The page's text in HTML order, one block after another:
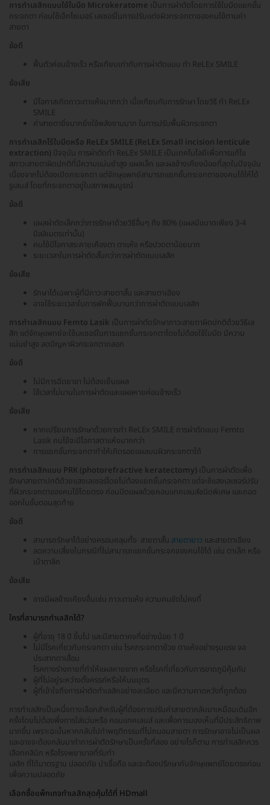
การทำเลสิกแบบใช้ใบมีด Microkeratome เป็นการผ่าตัดโดยการใช้ใบมีดแยกชั้น
กระจกตา ก่อนใช้เอ็กไซเมอร์ เลเซอร์ในการปรับแต่งผิวกระจกตาของคนไข้ตามค่า
สายตา
ข้อดี
ฟื้นตัวค่อนข้างเร็ว หรือเทียบเท่ากับการผ่าตัดแบบ ทำ ReLEx SMILE
ข้อเสีย
มีโอกาสเกิดภาวะตาแห้งมากกว่า เมื่อเทียบกับการรักษา โดยวิธี ทำ ReLEx
SMILE
ค่าสายตายิ่งมากยิ่งใช้พลังงานมาก ในการปรับพื้นผิวกระจกตา
การทำเลสิกไร้ใบมีดหรือ ReLEx SMILE (ReLEx Small incision lenticule
extraction) ปัจจุบัน การผ่าตัดทำ ReLEx SMILE เป็นเทคโนโลยีเพื่อการแก้ไข
สภาวะสายตาผิดปกติที่มีความแม่นยำสูง แผลเล็ก และผลข้างเคียงน้อยที่สุดในปัจจุบัน
เนื่องจากไม่ต้องเปิดกระจกตา แต่จักษุแพทย์สามารถแยกชั้นกระจกตาของคนไข้ให้ได้
รูเลนส์ โดยที่กระจกตาอยู่ในสภาพสมบูรณ์
ข้อดี
แผลผ่าตัดเล็กกว่าการรักษาด้วยวิธีอื่นๆ ถึง 80% (แผลมีขนาดเพียง 3-4
มิลลิเมตรเท่านั้น)
คนไข้มีโอกาสระคายเคืองตา ตาแห้ง หรือปวดตาน้อยมาก
ระยะเวลาในการผ่าตัดสั้นกว่าการผ่าตัดแบบเลสิก
ข้อเสีย
รักษาได้เฉพาะผู้ที่มีภาวะสายตาสั้น และสายตาเอียง
อาจใช้ระยะเวลาในการพักฟื้นนานกว่าการผ่าตัดแบบเลสิก
การทำเลสิกแบบ Femto Lasik เป็นการผ่าตัดรักษาภาวะสายตาผิดปกติด้วยวิธีเล
สิก แต่จักษุแพทย์จะใช้เลเซอร์ในการแยกชั้นกระจกตาโดยไม่ต้องใช้ใบมีด มีความ
แม่นยำสูง ลดปัญหาผิวกระจกตาถลอก
ข้อดี
ไม่มีการฉีดยาชา ไม่ต้องเย็บแผล
ใช้เวลาไม่นานในการผ่าตัดและแผลหายค่อนข้างเร็ว
ข้อเสีย
หากเปรียบการรักษาด้วยการทำ ReLEx SMILE การผ่าตัดแบบ Femto
Lasik คนไข้จะมีโอกาสตาแห้งมากกว่า
การแยกชั้นกระจกตาทำให้เกิดรอยแผลบนผิวกระจกตาได้
การทำเลสิกแบบ PRK (photorefractive keratectomy) เป็นการผ่าตัดเพื่อ
รักษาสายตาปกติด้วยแสงเลเซอร์โดยไม่ต้องแยกชั้นกระจกตา แต่จะช้แสงเลเซอร์ปรับ
ที่ผิวกระจกตาของคนไข้โดยตรง ก่อนปิดแผลด้วยคอนแทคเลนส์ชนิดพิเศษ และถอด
ออกในขั้นตอนสุดท้าย
ข้อดี
สามารถรักษาได้อย่างครอบคลุมทั้ง สายตาสั้น สายตายาว และสายตาเอียง
ลดความเสี่ยงในกรณีที่ไม่สามารถแยกชั้นกระจกของคนไข้ได้ เช่น ตาเล็ก หรือ
เบ้าตาลึก
ข้อเสีย
อาจมีผลข้างเคียงอื่นเช่น ภาวะตาแห้ง ความคมชัดไม่คงที่
ใครที่สามารถทำเลสิกได้?
ผู้ที่อายุ 18 ปี ขึ้นไป และมีสายตาคงที่อย่างน้อย 1 ปี
ไม่มีโรคเกี่ยวกับกระจกตา เช่น โรคกระจกตาย้วย ตาแห้งอย่างรุนแรง จอ
ประสาทตาเสื่อม
โรคทางร่างกายที่ทำให้แผลหายยาก หรือโรคที่เกี่ยวกับการขาดภูมิคุ้มกัน
ผู้ที่ไม่อยู่ระหว่างตั้งครรภ์หรือให้นมบุตร
ผู้ที่เข้าใจถึงการผ่าตัดทำเลสิกอย่างละเอียด และมีความคาดหวังที่ถูกต้อง
การทำเลสิกเป็นหนึ่งทางเลือกสำหรับผู้ที่ต้องการปรับค่าสายตากลับมาเหมือนเดิมอีก
ครั้งโดยไม่ต้องพึ่งการใส่แว่นหรือ คอนแทคเลนส์ และเพื่อการมองเห็นที่มีประสิทธิภาพ
มากขึ้น เพราะฉะนั้นหากกลับไปทำพฤติกรรมที่ไม่ถนอมสายตา การรักษาอาจไม่เป็นผล
และอาจจะต้องกลับมาทำการผ่าตัดรักษาเป็นครั้งที่สอง อย่างไรก็ตาม การทำเลสิกควร
เลือกคลินิก หรือโรงพยาบาลที่รับทำ
เลสิก ที่ได้มาตรฐาน ปลอดภัย น่าเชื่อถือ และจะต้องปรึกษากับจักษุแพทย์โดยตรงก่อน
เพื่อความปลอดภัย
เลือกซื้อแพ็กเกจทำเลสิกสุดคุ้มได้ที่ HDmall